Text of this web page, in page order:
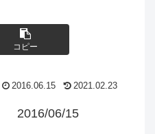
コピー
2016.06.15 2021.02.23
2016/06/15